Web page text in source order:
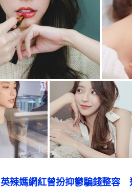
英辣媽網紅曾扮抑鬱騙錢整容